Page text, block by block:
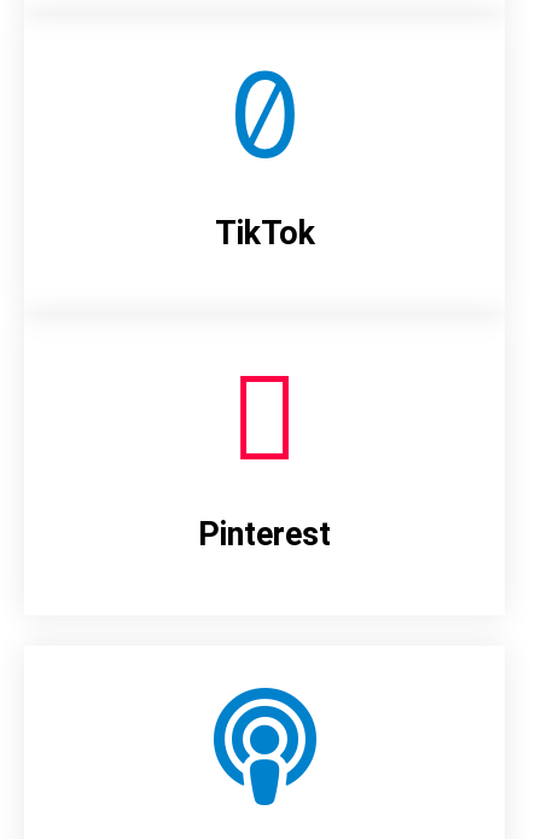
TikTok
Pinterest